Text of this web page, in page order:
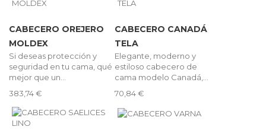
CABECERO OREJERO
MOLDEX
Si deseas protección y
seguridad en tu cama, qué
mejor que un...
383,74 €
CABECERO CANADÁ
TELA
Elegante, moderno y
estiloso cabecero de
cama modelo Canadá,...
70,84 €